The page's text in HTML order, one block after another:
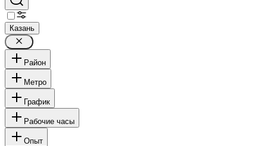
Казань
Район
Метро
График
Рабочие часы
Опыт